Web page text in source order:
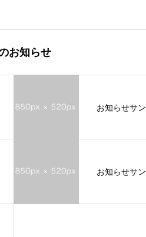
お知らせ
お知らせサ
お知らせサ